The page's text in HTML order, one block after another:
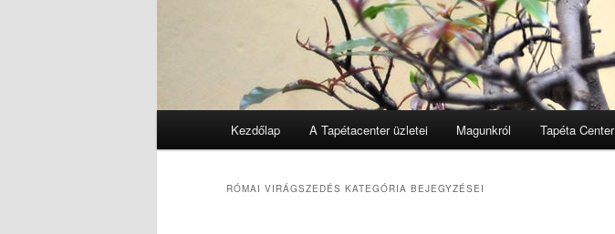
Tovább az elsődleges tartalomra
Tovább a másodlagos tartalomra
Kezdőlap A Tapétacenter üzletei Magunkról Tapéta Center
RÓMAI VIRÁGSZEDÉS KATEGÓRIA BEJEGYZÉSEI